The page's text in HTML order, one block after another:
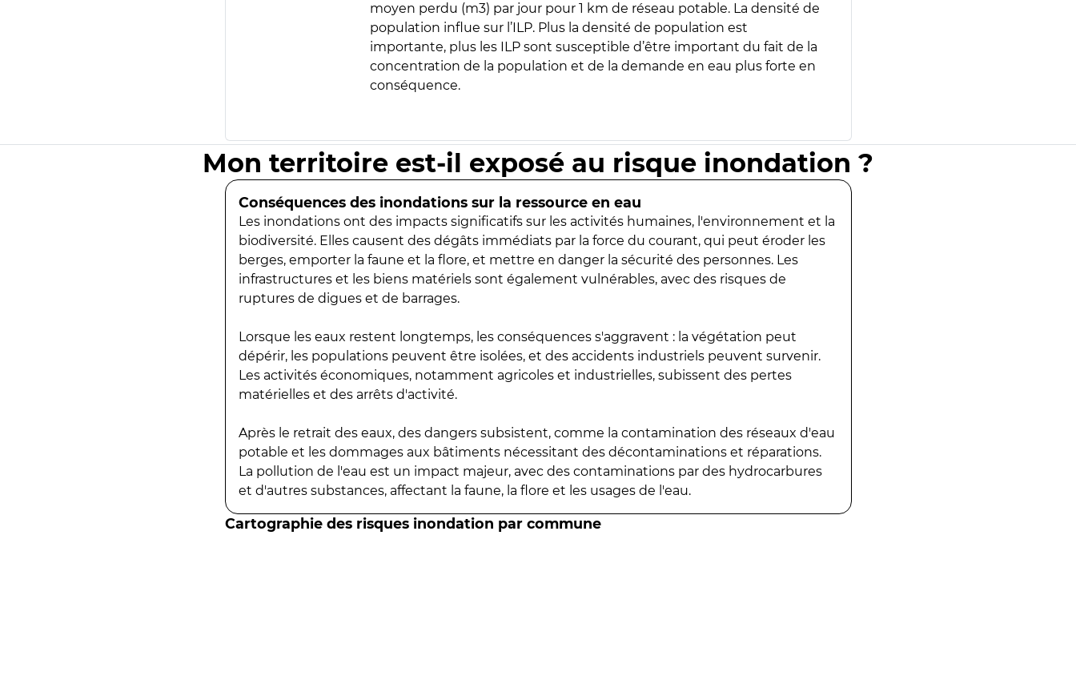
moyen perdu (m3) par jour pour 1 km de réseau potable. La densité de
population influe sur l’ILP. Plus la densité de population est
importante, plus les ILP sont susceptible d’être important du fait de la
concentration de la population et de la demande en eau plus forte en
conséquence.
Mon territoire est-il exposé au risque inondation ?
Conséquences des inondations sur la ressource en eau
Les inondations ont des impacts significatifs sur les activités humaines, l'environnement et la
biodiversité. Elles causent des dégâts immédiats par la force du courant, qui peut éroder les
berges, emporter la faune et la flore, et mettre en danger la sécurité des personnes. Les
infrastructures et les biens matériels sont également vulnérables, avec des risques de
ruptures de digues et de barrages.
Lorsque les eaux restent longtemps, les conséquences s'aggravent : la végétation peut
dépérir, les populations peuvent être isolées, et des accidents industriels peuvent survenir.
Les activités économiques, notamment agricoles et industrielles, subissent des pertes
matérielles et des arrêts d'activité.
Après le retrait des eaux, des dangers subsistent, comme la contamination des réseaux d'eau
potable et les dommages aux bâtiments nécessitant des décontaminations et réparations.
La pollution de l'eau est un impact majeur, avec des contaminations par des hydrocarbures
et d'autres substances, affectant la faune, la flore et les usages de l'eau.
Cartographie des risques inondation par commune